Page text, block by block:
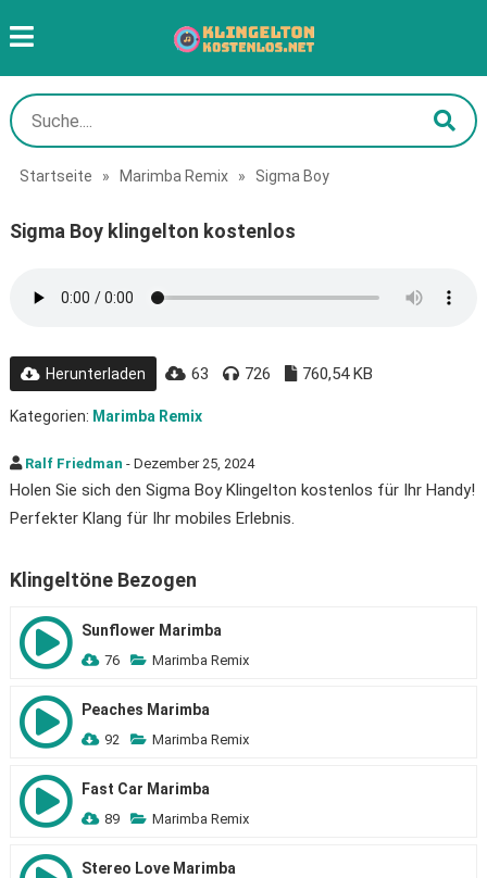
Startseite » Marimba Remix » Sigma Boy
Sigma Boy klingelton kostenlos
Herunterladen 63 726 760,54 KB
Kategorien: Marimba Remix
Ralf Friedman - Dezember 25, 2024
Holen Sie sich den Sigma Boy Klingelton kostenlos für Ihr Handy!
Perfekter Klang für Ihr mobiles Erlebnis.
Klingeltöne Bezogen
Sunflower Marimba
76 Marimba Remix
Peaches Marimba
92 Marimba Remix
Fast Car Marimba
89 Marimba Remix
Stereo Love Marimba